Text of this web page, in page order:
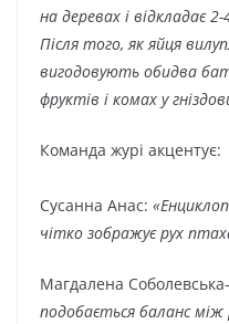
на деревах і відкладає
Після того, як яйця
вигодовують обидва
фруктів і комах у
Команда журі акцентує:
Сусанна Анас:
чітко зображує рух
Магдалена
подобається баланс